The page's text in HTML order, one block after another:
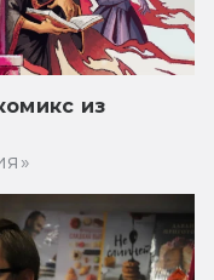
из